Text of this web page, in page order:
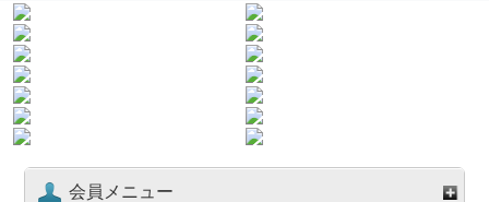
会員メニュー